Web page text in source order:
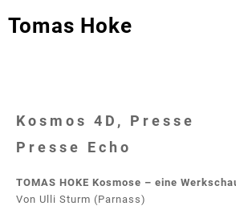
Tomas Hoke
Kosmos 4D, Presse
Presse Echo
TOMAS HOKE Kosmose – eine
Von Ulli Sturm (Parnass)